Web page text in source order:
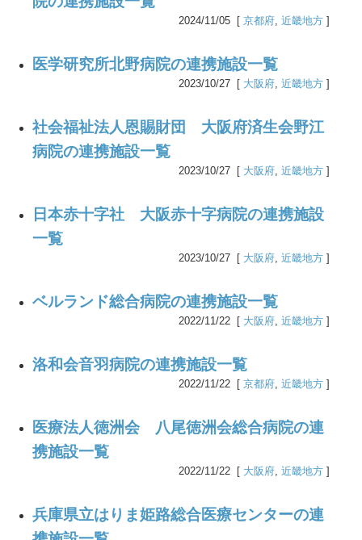
2024/11/05 [ 京都府 近畿地方 ]
医学研究所北野病院の連携施設一覧
2023/10/27 [ 大阪府 近畿地方 ]
社会福祉法人恩賜財団 大阪府済生会野江
病院の連携施設一覧
2023/10/27 [ 大阪府 近畿地方 ]
日本赤十字社 大阪赤十字病院の連携施設
一覧
2023/10/27 [ 大阪府 近畿地方 ]
ベルランド総合病院の連携施設一覧
2022/11/22 [ 大阪府 近畿地方 ]
洛和会音羽病院の連携施設一覧
2022/11/22 [ 京都府 近畿地方 ]
医療法人徳洲会 八尾徳洲会総合病院の連
携施設一覧
2022/11/22 [ 大阪府 近畿地方 ]
兵庫県立はりま姫路総合医療センターの連